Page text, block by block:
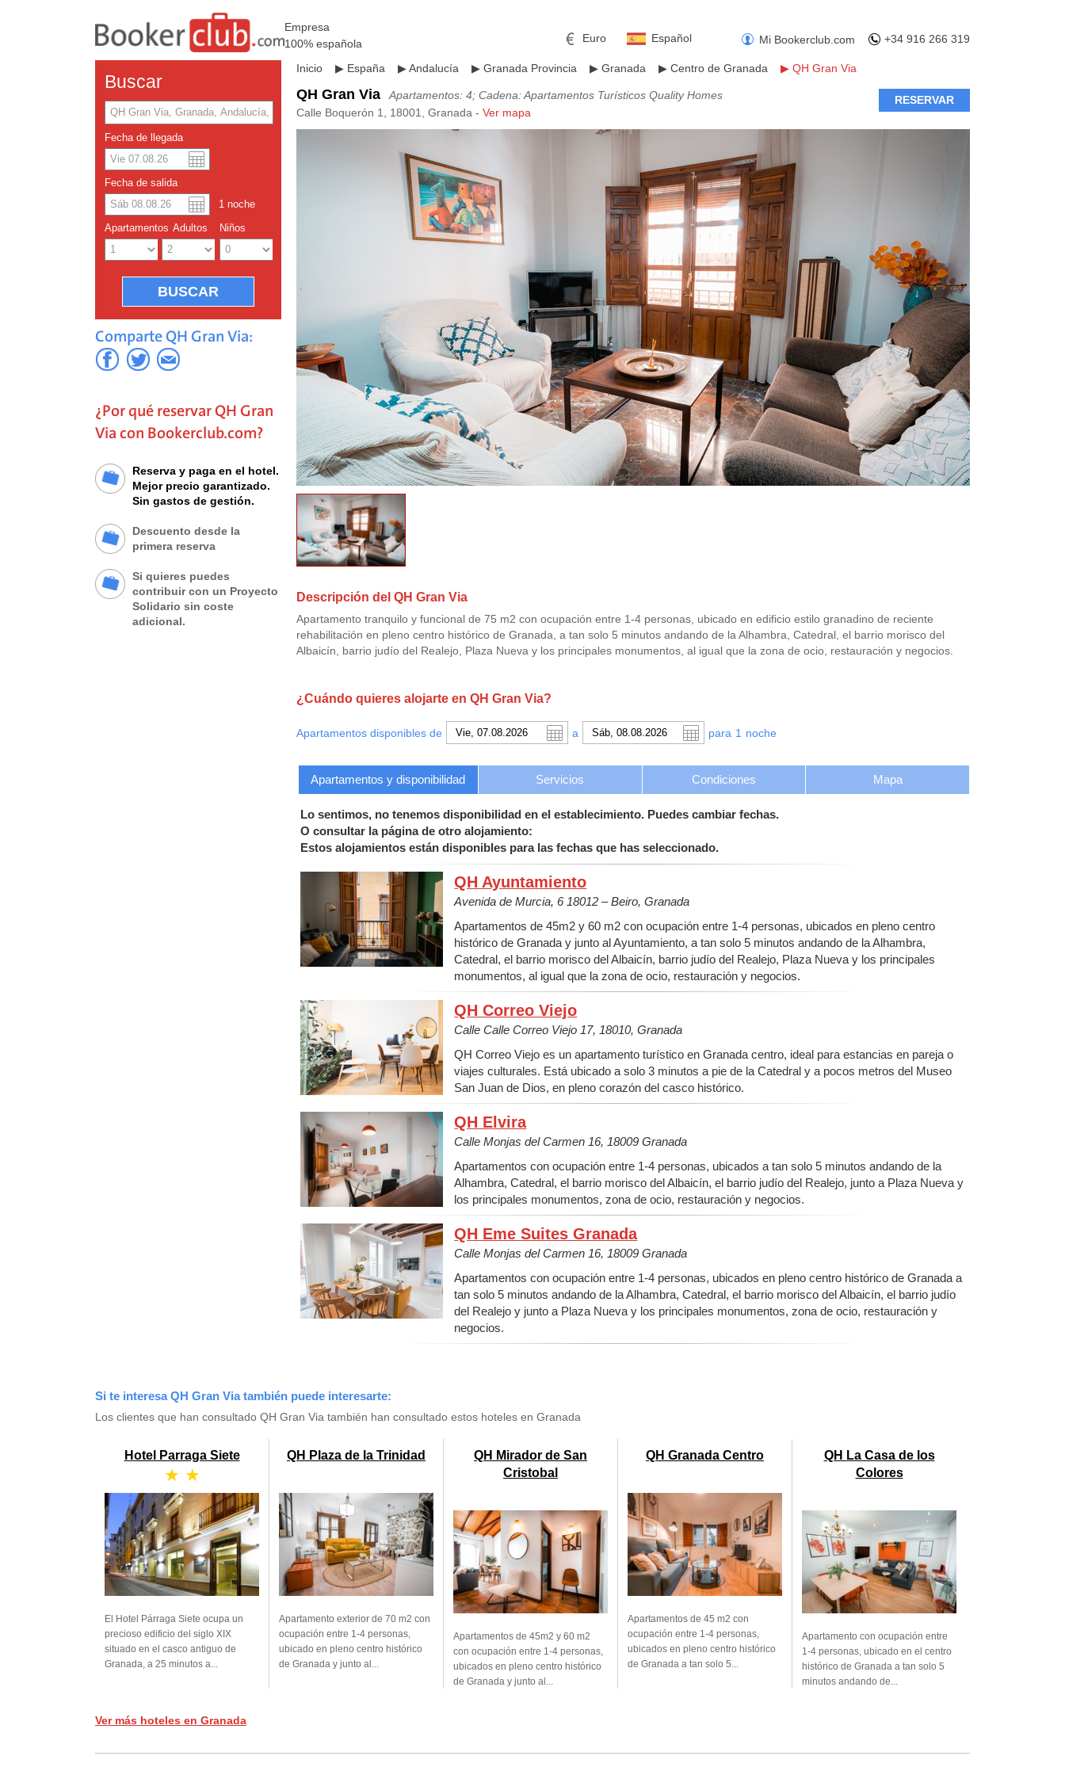
Empresa
100% española
+34 916 266 319
Mi Bookerclub.com
Español
Euro
Libra esterlina Rublo ruso
Yen japonés Peso mexicano
Buscar
Fecha de llegada
Fecha de salida
1 noche
Apartamentos Adultos Niños
Comparte QH Gran Via:
¿Por qué reservar QH Gran
Via con Bookerclub.com?
Reserva y paga en el hotel.
Mejor precio garantizado.
Sin gastos de gestión.
Descuento desde la
primera reserva
Si quieres puedes
contribuir con un Proyecto
Solidario sin coste
adicional.
Inicio ▶ España ▶Andalucía ▶ Granada Provincia ▶ Granada ▶ Centro de Granada ▶ QH Gran Via
QH Gran Via
Apartamentos: 4; Cadena: Apartamentos Turísticos Quality Homes
Calle Boquerón 1, 18001, Granada - Ver mapa
RESERVAR
Descripción del QH Gran Via
Apartamento tranquilo y funcional de 75 m2 con ocupación entre 1-4 personas, ubicado en edificio estilo granadino de reciente
rehabilitación en pleno centro histórico de Granada, a tan solo 5 minutos andando de la Alhambra, Catedral, el barrio morisco del
Albaicín, barrio judío del Realejo, Plaza Nueva y los principales monumentos, al igual que la zona de ocio, restauración y negocios.
¿Cuándo quieres alojarte en QH Gran Via?
Apartamentos disponibles de a para 1 noche
Apartamentos y disponibilidad Servicios Condiciones Mapa
Lo sentimos, no tenemos disponibilidad en el establecimiento. Puedes cambiar fechas.
O consultar la página de otro alojamiento:
Estos alojamientos están disponibles para las fechas que has seleccionado.
QH Ayuntamiento
Avenida de Murcia, 6 18012 – Beiro, Granada
Apartamentos de 45m2 y 60 m2 con ocupación entre 1-4 personas, ubicados en pleno centro
histórico de Granada y junto al Ayuntamiento, a tan solo 5 minutos andando de la Alhambra,
Catedral, el barrio morisco del Albaicín, barrio judío del Realejo, Plaza Nueva y los principales
monumentos, al igual que la zona de ocio, restauración y negocios.
QH Correo Viejo
Calle Calle Correo Viejo 17, 18010, Granada
QH Correo Viejo es un apartamento turístico en Granada centro, ideal para estancias en pareja o
viajes culturales. Está ubicado a solo 3 minutos a pie de la Catedral y a pocos metros del Museo
San Juan de Dios, en pleno corazón del casco histórico.
QH Elvira
Calle Monjas del Carmen 16, 18009 Granada
Apartamentos con ocupación entre 1-4 personas, ubicados a tan solo 5 minutos andando de la
Alhambra, Catedral, el barrio morisco del Albaicín, el barrio judío del Realejo, junto a Plaza Nueva y
los principales monumentos, zona de ocio, restauración y negocios.
QH Eme Suites Granada
Calle Monjas del Carmen 16, 18009 Granada
Apartamentos con ocupación entre 1-4 personas, ubicados en pleno centro histórico de Granada a
tan solo 5 minutos andando de la Alhambra, Catedral, el barrio morisco del Albaicín, el barrio judío
del Realejo y junto a Plaza Nueva y los principales monumentos, zona de ocio, restauración y
negocios.
Si te interesa QH Gran Via también puede interesarte:
Los clientes que han consultado QH Gran Via también han consultado estos hoteles en Granada
Hotel Parraga Siete
★ ★
El Hotel Párraga Siete ocupa un
precioso edificio del siglo XIX
situado en el casco antiguo de
Granada, a 25 minutos a...
QH Plaza de la Trinidad
Apartamento exterior de 70 m2 con
ocupación entre 1-4 personas,
ubicado en pleno centro histórico
de Granada y junto al...
QH Mirador de San
Cristobal
Apartamentos de 45m2 y 60 m2
con ocupación entre 1-4 personas,
ubicados en pleno centro histórico
de Granada y junto al...
QH Granada Centro
Apartamentos de 45 m2 con
ocupación entre 1-4 personas,
ubicados en pleno centro histórico
de Granada a tan solo 5...
QH La Casa de los
Colores
Apartamento con ocupación entre
1-4 personas, ubicado en el centro
histórico de Granada a tan solo 5
minutos andando de...
Ver más hoteles en Granada